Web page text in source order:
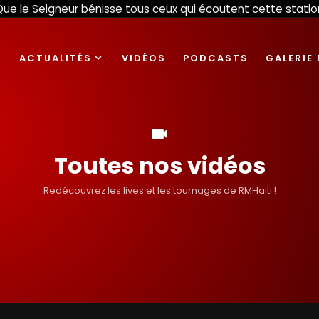
le Seigneur bénisse tous ceux qui écoutent cette
ACTUALITÉS expand_more VIDÉOS PODCASTS GALERIE
videocam
Toutes nos vidéos
Redécouvrez les lives et les tournages de RMHaiti !